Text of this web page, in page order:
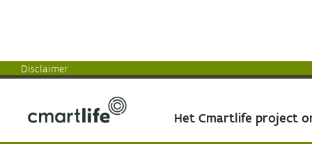
Disclaimer
Het Cmartlife project